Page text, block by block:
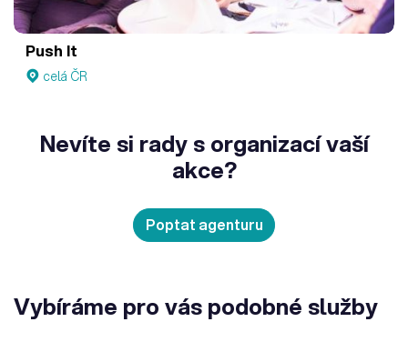
Push It
celá ČR
Nevíte si rady s organizací vaší
akce?
Poptat agenturu
Vybíráme pro vás podobné služby